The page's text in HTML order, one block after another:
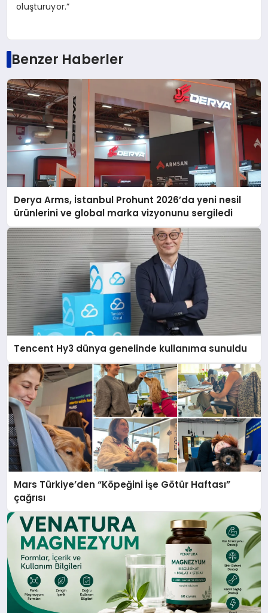
oluşturuyor.”
Benzer Haberler
Derya Arms, İstanbul Prohunt 2026’da yeni nesil
ürünlerini ve global marka vizyonunu sergiledi
Tencent Hy3 dünya genelinde kullanıma sunuldu
Mars Türkiye’den “Köpeğini İşe Götür Haftası”
çağrısı